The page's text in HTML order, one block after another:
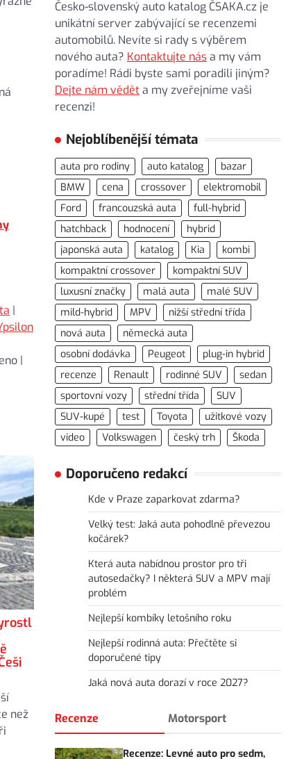
|
|
než
Česko-slovenský auto katalog ČSAKA.cz je
unikátní server zabývající se recenzemi
automobilů. Nevíte si rady s výběrem
nového auta? Kontaktujte nása my vám
poradíme! Rádi byste sami poradili jiným?
Dejte nám věděta my zveřejníme vaši
recenzi!
Nejoblíbenější témata
auta pro rodiny auto katalog
bazar
BMW
cena crossover
elektromobil
Ford
francouzská auta
full-hybrid
hatchback
hodnocení
hybrid
japonská auta
katalog Kia
kombi
kompaktní crossover
kompaktní SUV
luxusní značky
malá auta
malé SUV
mild-hybrid
MPV
nižší střední třída
nová auta
německá auta
osobní dodávka
Peugeot
plug-in hybrid
recenze
Renault rodinné SUV
sedan
sportovní vozy
střední třída
SUV
SUV-kupé
test Toyota
užitkové vozy
video
Volkswagen český trh Škoda
Doporučeno redakcí
Kde v Praze zaparkovat zdarma?
Velký test: Jaká auta pohodlně převezou
kočárek?
Která auta nabídnou prostor pro tři
autosedačky? I některá SUV a MPV mají
problém
Nejlepší kombíky letošního roku
Nejlepší rodinná auta: Přečtěte si
doporučené tipy
Jaká nová auta dorazí v roce 2027?
Recenze Motorsport
Recenze: Levné auto pro sedm,